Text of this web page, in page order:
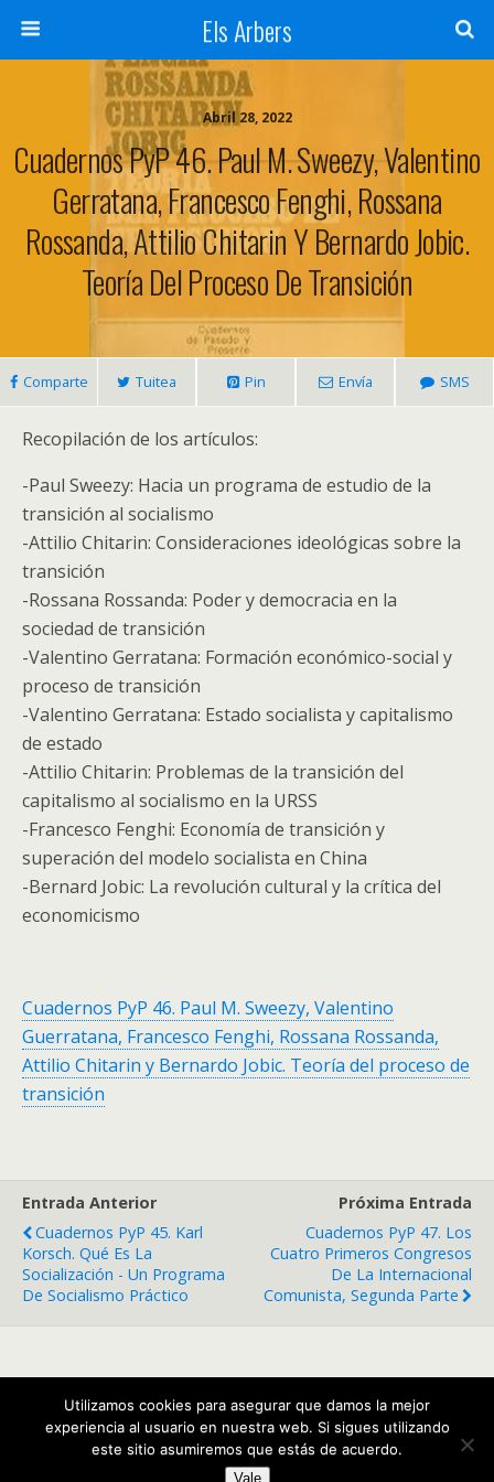
Els Arbers
Abril 28, 2022
Cuadernos PyP 46. Paul M. Sweezy, Valentino
Gerratana, Francesco Fenghi, Rossana
Rossanda, Attilio Chitarin Y Bernardo Jobic.
Teoría Del Proceso De Transición
Comparte Tuitea Pin Envía SMS
Recopilación de los artículos:
-Paul Sweezy: Hacia un programa de estudio de la
transición al socialismo
-Attilio Chitarin: Consideraciones ideológicas sobre la
transición
-Rossana Rossanda: Poder y democracia en la
sociedad de transición
-Valentino Gerratana: Formación económico-social y
proceso de transición
-Valentino Gerratana: Estado socialista y capitalismo
de estado
-Attilio Chitarin: Problemas de la transición del
capitalismo al socialismo en la URSS
-Francesco Fenghi: Economía de transición y
superación del modelo socialista en China
-Bernard Jobic: La revolución cultural y la crítica del
economicismo
Cuadernos PyP 46. Paul M. Sweezy, Valentino
Guerratana, Francesco Fenghi, Rossana Rossanda,
Attilio Chitarin y Bernardo Jobic. Teoría del proceso de
transición
Entrada Anterior
Cuadernos PyP 45. Karl
Korsch. Qué Es La
Socialización - Un Programa
De Socialismo Práctico
Próxima Entrada
Cuadernos PyP 47. Los
Cuatro Primeros Congresos
De La Internacional
Comunista, Segunda Parte
Móvil Escritorio
Utilizamos cookies para asegurar que damos la mejor
experiencia al usuario en nuestra web. Si sigues utilizando
este sitio asumiremos que estás de acuerdo.
Vale